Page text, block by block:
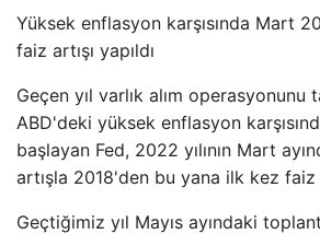
Yüksek enflasyon karşısında Mart
faiz artışı yapıldı
Geçen yıl varlık alım operasyonunu
ABD'deki yüksek enflasyon
başlayan Fed, 2022 yılının Mart
artışla 2018'den bu yana ilk kez faiz
Geçtiğimiz yıl Mayıs ayındaki